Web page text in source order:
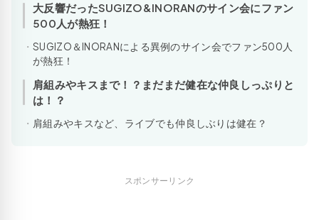
大反響だったSUGIZO&INORANのサイン会にファン
500人が熱狂！
SUGIZO＆INORANによる異例のサイン会でファン500人
が熱狂！
肩組みやキスまで！？まだまだ健在な仲良しっぷりと
は！？
肩組みやキスなど、ライブでも仲良しぶりは健在？
スポンサーリンク